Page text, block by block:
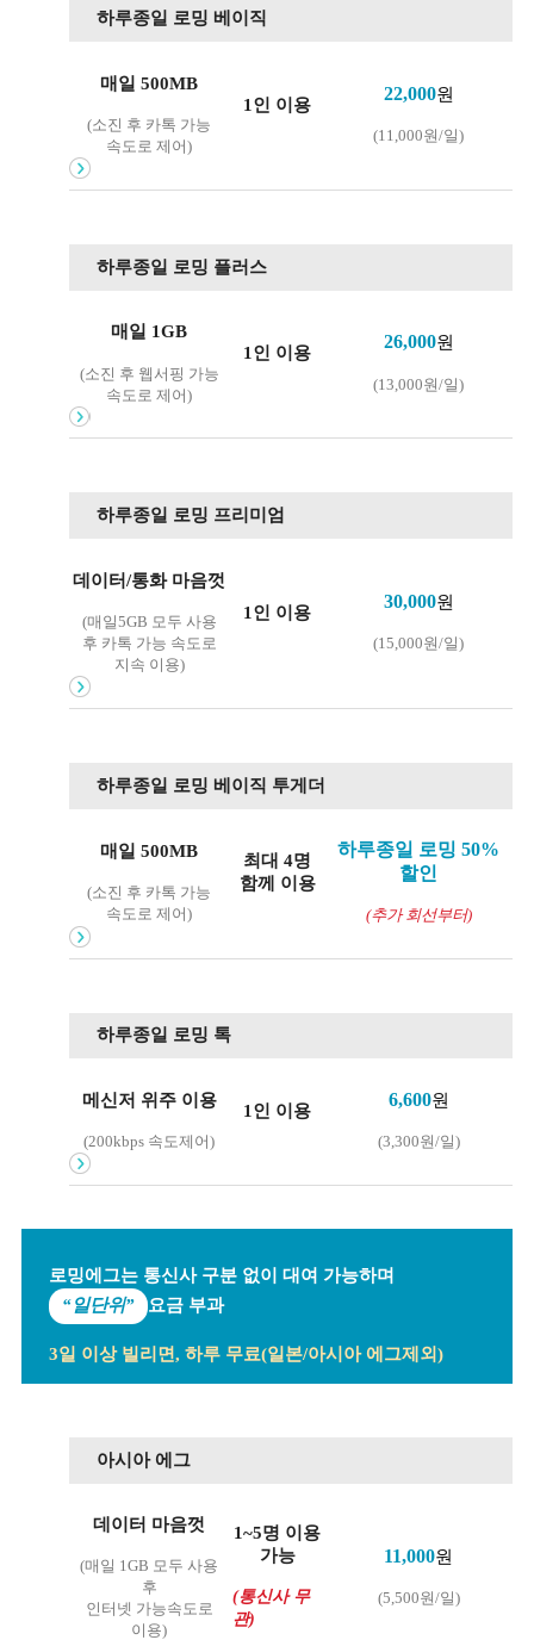
하루종일 로밍 베이직
매일 500MB
(소진 후 카톡 가능
속도로 제어)
1인 이용
22,000원
(11,000원/일)
하루종일 로밍 플러스
매일 1GB
(소진 후 웹서핑 가능
속도로 제어)
1인 이용
26,000원
(13,000원/일)
하루종일 로밍 프리미엄
데이터/통화 마음껏
(매일5GB 모두 사용
후 카톡 가능 속도로
지속 이용)
1인 이용
30,000원
(15,000원/일)
하루종일 로밍 베이직 투게더
매일 500MB
(소진 후 카톡 가능
속도로 제어)
최대 4명
함께 이용
하루종일 로밍 50%
할인
(추가 회선부터)
하루종일 로밍 톡
메신저 위주 이용
(200kbps 속도제어)
1인 이용
6,600원
(3,300원/일)
로밍에그는 통신사 구분 없이 대여 가능하며
“일단위”
요금 부과
3일 이상 빌리면, 하루 무료(일본/아시아 에그제외)
아시아 에그
데이터 마음껏
(매일 1GB 모두 사용
후
인터넷 가능속도로
이용)
1~5명 이용
가능
(통신사 무
관)
11,000원
(5,500원/일)